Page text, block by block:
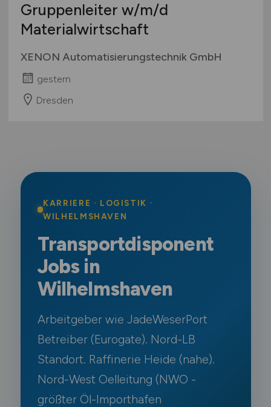
Gruppenleiter w/m/d
Materialwirtschaft
XENON Automatisierungstechnik GmbH
gestern
Dresden
KARRIERE · LOGISTIK ·
WILHELMSHAVEN
Transportdisponent
Jobs in
Wilhelmshaven
Arbeitgeber wie JadeWeserPort
Betreiber (Eurogate). Nord-LB
Standort. Raffinerie Heide (nahe).
Nord-West Oelleitung (NWO -
größter Öl-Importhafen